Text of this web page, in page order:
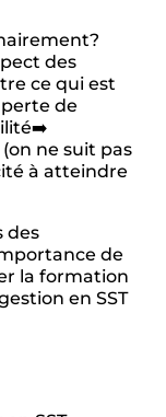
des
ce qui est
de
ne suit pas
à atteindre
des
de
la formation
en SST